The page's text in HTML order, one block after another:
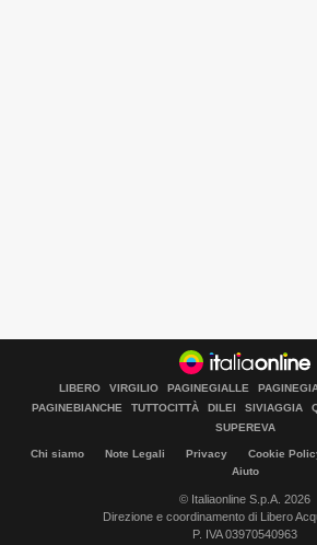
Libero Tecnologia è un prodotto Italiaonline
LIBERO VIRGILIO PAGINEGIALLE
PAGINEBIANCHE
TUTTOCITTÀ DILEI SIVIAGGIA
SUPEREVA
Chi siamo Note Legali Privacy Cookie
Aiuto
© Italiaonline S.p.A. 2026
Direzione e coordinamento di Libero
P. IVA 03970540963